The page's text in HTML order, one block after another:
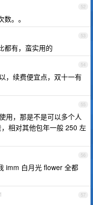
52
。。
53
都有，蛮实用的
54
，续费便宜点，双十一有
55
用，那是不是可以多个人
相对其他包年一般 250 左
56
imm 白月光 flower 全都
57
1